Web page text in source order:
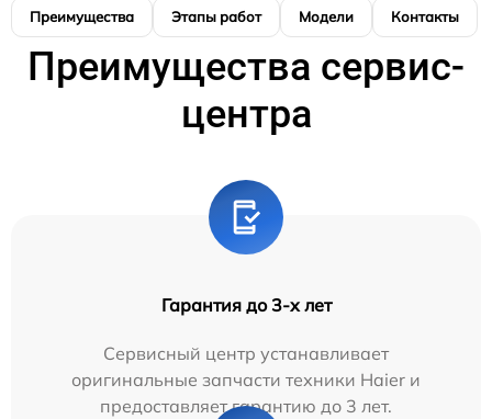
Преимущества Этапы работ Модели Контакты
Преимущества сервис-
центра
Гарантия до 3-х лет
Сервисный центр устанавливает
оригинальные запчасти техники Haier и
предоставляет гарантию до 3 лет.